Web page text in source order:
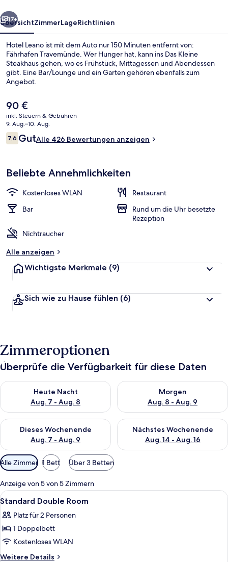
Weiter
17+
ÜbersichtZimmerLageRichtlinien
Hotel Leano ist mit dem Auto nur 150 Minuten entfernt von:
Fährhafen Travemünde. Wer Hunger hat, kann ins Das Kleine
Steakhaus gehen, wo es Frühstück, Mittagessen und Abendessen
gibt. Eine Bar/Lounge und ein Garten gehören ebenfalls zum
Angebot.
Der
aktuelle
Preis
beträgt
90 €.
90 €
inkl. Steuern & Gebühren
9. Aug.–10. Aug.
Bewertungen
7,67,6 von 10.
GutAlle 426 Bewertungen anzeigen
Beliebte Annehmlichkeiten
Kostenloses WLAN
Restaurant
Bar
Rund um die Uhr besetzte
Rezeption
Nichtraucher
Alle anzeigen
Wichtigste Merkmale (9)
Sich wie zu Hause fühlen (6)
Zimmeroptionen
Überprüfe die Verfügbarkeit für diese Daten
Heute Nacht
Aug. 7 - Aug. 8
Überprüfe die Verfügbarkeit für heute Nacht, Aug. 7 - Aug. 8.
Morgen
Aug. 8 - Aug. 9
Überprüfe die Verfügbarkeit
Dieses Wochenende
Aug. 7 - Aug. 9
Überprüfe die Verfügbarkeit für dieses Wochenende, Aug. 7
Nächstes Wochenende
Aug. 14 - Aug. 16
Überprüfe die Verfügbarkeit
Verfügbare
Filter
für
Zimmer
Alle Zimmer 1 Bett Über 3 Betten
Anzeige von 5 von 5 Zimmern
Alle
Fotos
für
Standard
Double
Room
Ein Schlafzimmer mit Bett,
5
Standard Double Room
Platz für 2 Personen
1 Doppelbett
Kostenloses WLAN
Weitere Details
Weitere